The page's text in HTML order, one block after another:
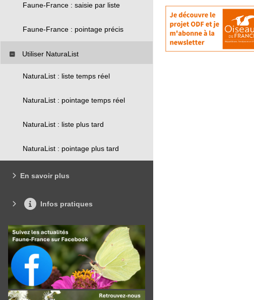
Faune-France : saisie par liste
Faune-France : pointage précis
Utiliser NaturaList
NaturaList : liste temps réel
NaturaList : pointage temps réel
NaturaList : liste plus tard
NaturaList : pointage plus tard
En savoir plus
Infos pratiques